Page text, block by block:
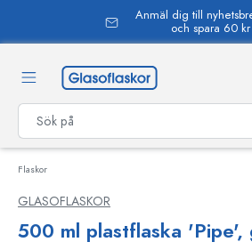
Anmäl dig till
och spara 60 kr
Flaskor
GLASOFLASKOR
500 ml plastflaska 'Pipe',